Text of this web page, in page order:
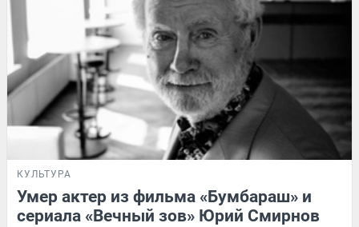
КУЛЬТУРА
Умер актер из фильма «Бумбараш» и
сериала «Вечный зов» Юрий Смирнов